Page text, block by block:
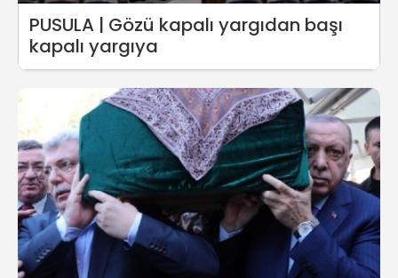
PUSULA | Gözü kapalı yargıdan başı
kapalı yargıya